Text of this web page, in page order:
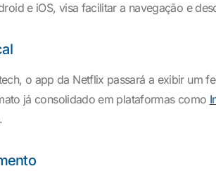
e iOS, visa facilitar a navegação e
o app da Netflix passará a exibir
já consolidado em plataformas como